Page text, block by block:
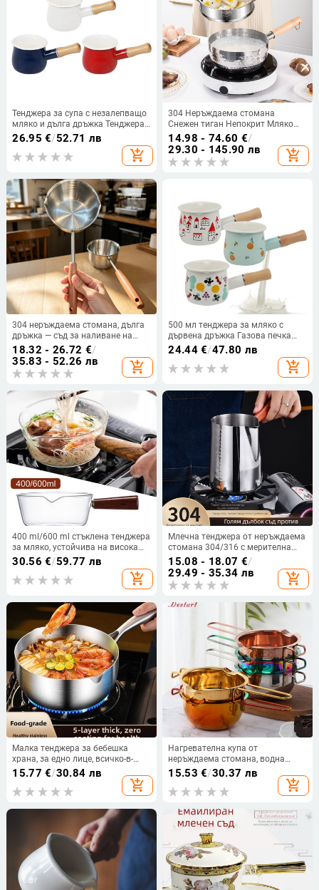
Тенджера за супа с незалепващо
мляко и дълга дръжка Тенджера
за готвене за всички котлони
Лесен за почистване емайлиран
материал M6CE
26.95 €/52.71 лв
add_shopping_cart
304 Неръждаема стомана
Снежен тиган Непокрит Мляко
Тенджера Хранителна добавка
Тиган за пържене Удебелен
Тенджера за инстантни юфка
Японска дървена дръжка
14.98 - 74.60 €/
29.30 - 145.90 лв
add_shopping_cart
304 неръждаема стомана, дълга
дръжка — съд за наливане на
масло, кухненска посуда за
загряване на мляко и пържене на
яйца
18.32 - 26.72 €/
35.83 - 52.26 лв
add_shopping_cart
500 мл тенджера за мляко с
дървена дръжка Газова печка
Индукционна готварска
тенджера Тенджера Бебешка
закуска Мляко Кафе тенджера
Керамични съдове за готвене
24.44€/47.80 лв
add_shopping_cart
400 ml/600 ml стъклена тенджера
за мляко, устойчива на висока
температура тенджера,
домакинска тенджера за юфка,
бебешка хранителна добавка,
тенджера за супа
30.56 €/59.77 лв
add_shopping_cart
Млечна тенджера от неръждаема
стомана 304/316 с мерителна
скала и дървена дръжка,
хранителен клас, съд за
наливащо олио, за бебешка
храна
15.08 - 18.07 €/
29.49 - 35.34 лв
add_shopping_cart
Малка тенджера за бебешка
храна, за едно лице, всичко-в-
едно за готвене и варене,
незалепващо покритие.
15.77 €/30.84 лв
add_shopping_cart
Нагревателна купа от
неръждаема стомана, водна
баня, тенджера, топене на
шоколадово масло,
многофункционален контейнер
кухненски инструменти
15.53 €/30.37 лв
add_shopping_cart